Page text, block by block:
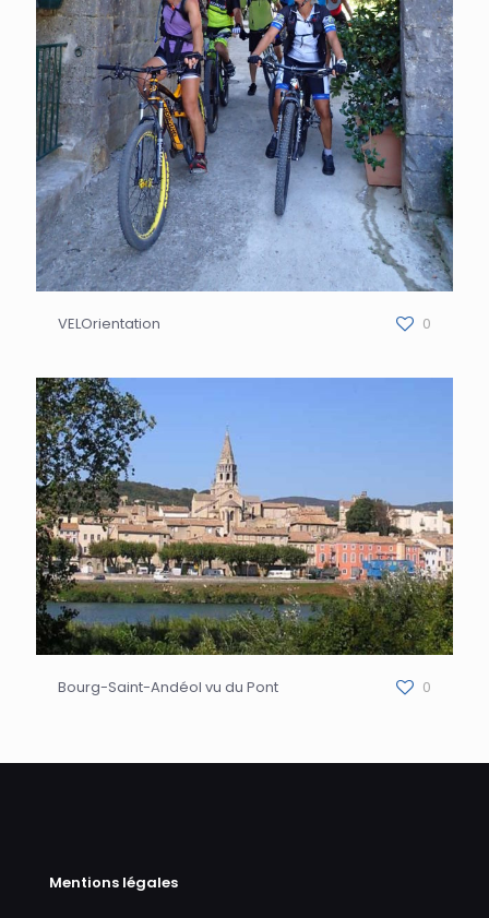
VELOrientation 0
Bourg-Saint-Andéol vu du Pont 0
Mentions légales